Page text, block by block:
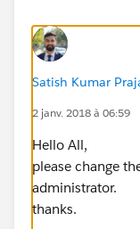
Satish Kumar
2 janv. 2018 à 06:59
Hello All,
please change
administrator.
thanks.